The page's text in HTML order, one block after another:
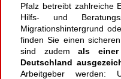
Pfalz betreibt zahlreiche
Hilfs- und
Migrationshintergrund
finden Sie einen
sind zudemals
Deutschland
Arbeitgeber werden: